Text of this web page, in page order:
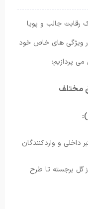
رقابت جالب و پویا
ویژگی های خاص خود
می پردازیم:
مختلف
داخلی و واردکنندگان
گل برجسته تا طرح